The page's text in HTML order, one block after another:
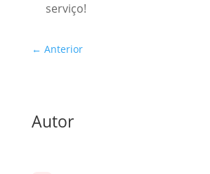
serviço!
← Anterior
Autor